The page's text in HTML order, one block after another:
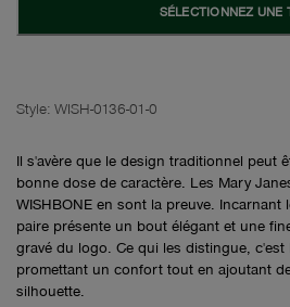
SÉLECTIONNEZ UNE
Style: WISH-0136-01-0
Il s'avère que le design traditionnel peut
bonne dose de caractère. Les Mary
WISHBONE en sont la preuve. Incarnant
paire présente un bout élégant et une
gravé du logo. Ce qui les distingue, c'est
promettant un confort tout en ajoutant
silhouette.